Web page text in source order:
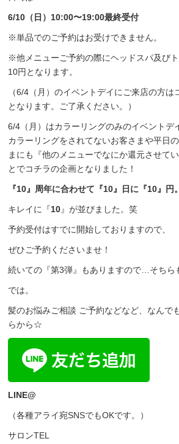
6/10（日）10:00〜19:00最終受付
※単品でのご予約はお受けできません。
※他メニューご予約の際にヘッドスパ及び
10円となります。
（6/4（月）のイベントデイにご来店の方
となります。ご了承ください。）
6/4（月）はカラーリングのみのイベントデ
カラーリングをされてないお客さまや平日
まにも『他のメニューでなにか還元させて
とでコチラの企画となりました！
『10』周年に合わせて『10』日に『10』円。
キレイに『10』が並びました。笑
予約受付はすでに開始しておりますので、
ぜひご予約くださいませ！
続いての『第3弾』もありますので…そち
では。
髪のお悩みご相談 ご予約などなど、なんで
らから☆
LINE@
（各種アライ宛SNSでもOKです。）
サロンTEL